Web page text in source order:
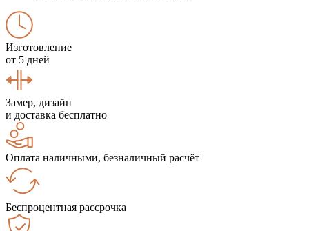
Изготовление
от 5 дней
Замер, дизайн
и доставка бесплатно
Оплата наличными, безналичный расчёт
Беспроцентная рассрочка